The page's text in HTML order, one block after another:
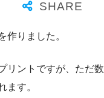
作りました。
リントですが、ただ数
ます。